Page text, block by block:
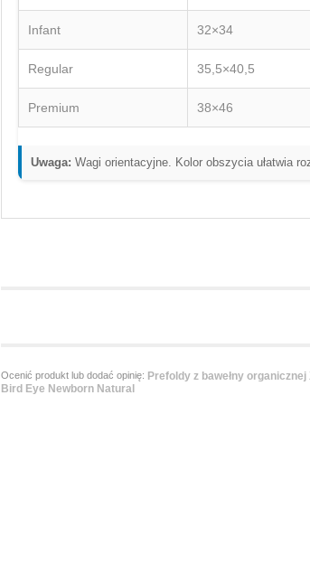
Infant 32×34
Regular 35,5×40,5
Premium 38×46
Uwaga: Wagi orientacyjne. Kolor obszycia ułatwia
Ocenić produkt lub dodać opinię: Prefoldy z bawełny
Bird Eye Newborn Natural